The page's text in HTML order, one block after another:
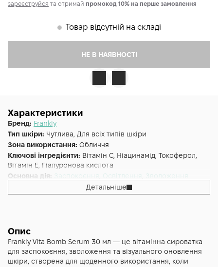
зареєструйся та отримай промокод 10% на перше замовлення
𒊹 Товар відсутній на складі
НЕ В НАЯВНОСТІ
Характеристики
Бренд: Frankly
Тип шкіри: Чутлива, Для всіх типів шкіри
Зона використання: Обличчя
Ключові інгредієнти: Вітамін С, Ніацинамід, Токоферол,
Вітамін E, Гіалуронова кислота
Основна дія: Заспокоєння Освітлення
Зволоження
СироваткаДетальніше
Опис
Frankly Vita Bomb Serum 30 мл — це вітамінна сироватка
для заспокоєння, зволоження та візуального оновлення
шкіри, створена для щоденного використання, коли